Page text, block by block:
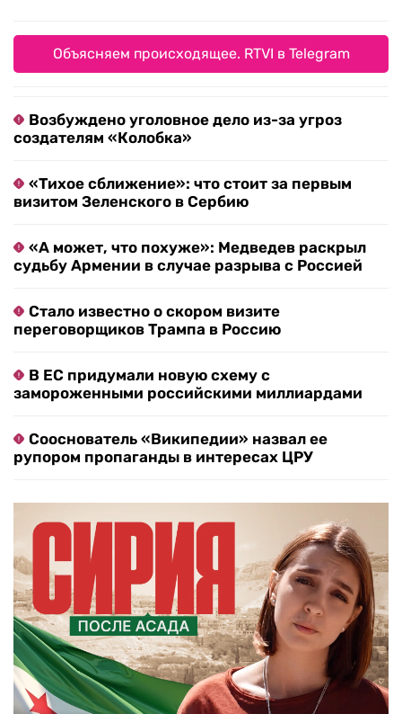
Объясняем происходящее. RTVI в Telegram
Возбуждено уголовное дело из-за угроз
создателям «Колобка»
«Тихое сближение»: что стоит за первым
визитом Зеленского в Сербию
«А может, что похуже»: Медведев раскрыл
судьбу Армении в случае разрыва с Россией
Стало известно о скором визите
переговорщиков Трампа в Россию
В ЕС придумали новую схему с
замороженными российскими миллиардами
Сооснователь «Википедии» назвал ее
рупором пропаганды в интересах ЦРУ